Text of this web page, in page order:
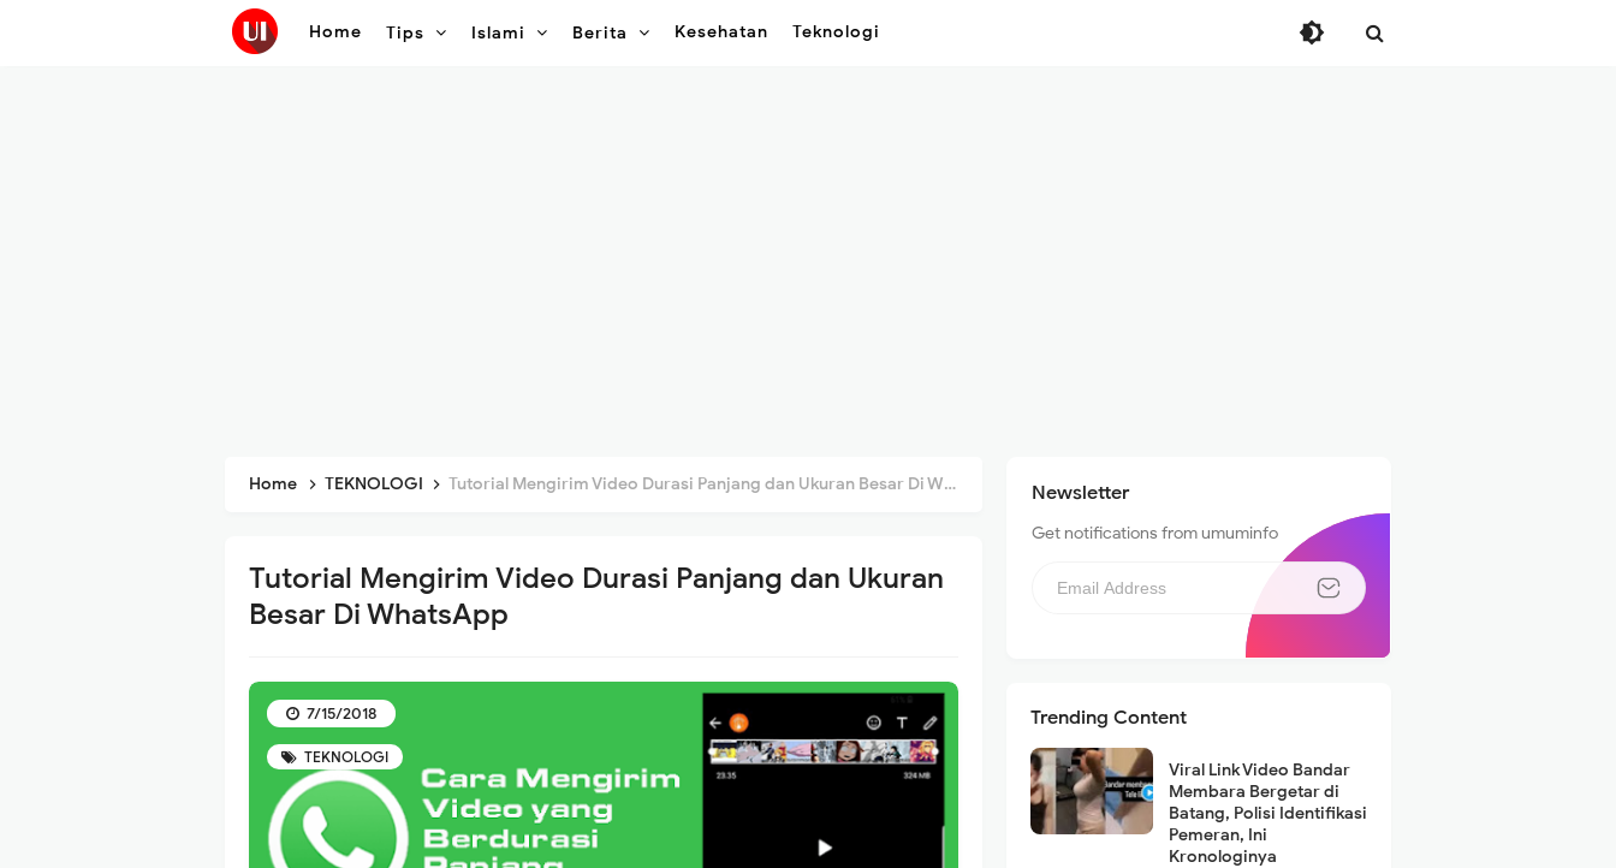
Home Tips Islami Berita Kesehatan Teknologi
Home TEKNOLOGI Tutorial Mengirim Video Durasi Panjang dan Ukuran Besar Di WhatsApp
Tutorial Mengirim Video Durasi Panjang dan Ukuran
Besar Di WhatsApp
TEKNOLOGI
7/15/2018
Newsletter
Get notifications from umuminfo
Trending Content
Viral Link Video Bandar
Membara Bergetar di
Batang, Polisi Identifikasi
Pemeran, Ini
Kronologinya